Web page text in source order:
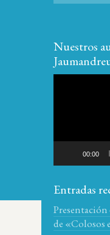
Nuestros
00:00
Entradas
de «Colosos